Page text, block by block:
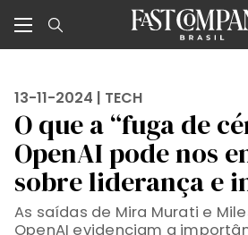
13-11-2024 | TECH
O que a “fuga de
OpenAI pode nos
sobre liderança e
As saídas de Mira Murati e
OpenAI evidenciam a